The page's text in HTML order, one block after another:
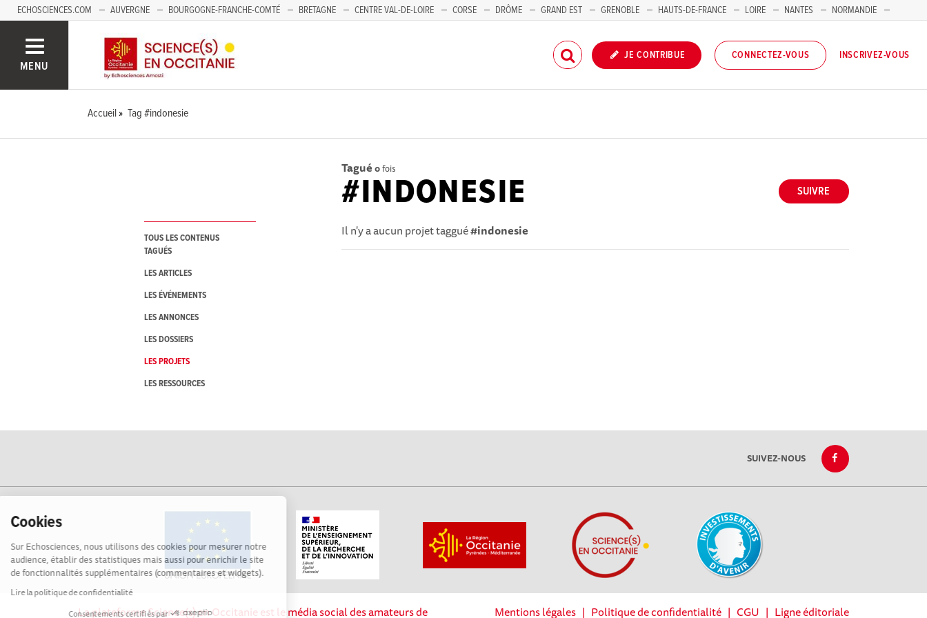
Cookies
Sur Echosciences, nous utilisons des cookies pour mesurer notre
audience, établir des statistiques mais aussi pour enrichir le site
de fonctionnalités supplémentaires (commentaires et widgets).
Lire la politique de confidentialité
Consentements certifiés par
ECHOSCIENCES.COM AUVERGNE BOURGOGNE-FRANCHE-COMTÉ BRETAGNE CENTRE VAL-DE-LOIRE CORSE DRÔME GRAND EST GRENOBLE HAUTS-DE-FRANCE LOIRE NANTES
NORMANDIE
MENU
JE CONTRIBUE CONNECTEZ-VOUS INSCRIVEZ-VOUS
Accueil Tag #indonesie
TOUS LES CONTENUS
TAGUÉS
LES ARTICLES
LES ÉVÉNEMENTS
LES ANNONCES
LES DOSSIERS
LES PROJETS
LES RESSOURCES
Tagué 0fois
SUIVRE
#INDONESIE
Il n'y a aucun projet taggué#indonesie
SUIVEZ-NOUS
La plateforme Science(s) en Occitanie est le média social des amateurs de Mentions légales| Politique de confidentialité| CGU | Ligne éditoriale